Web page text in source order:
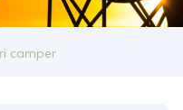
camper